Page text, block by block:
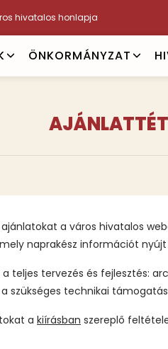
hivatalos honlapja
ÖNKORMÁNYZAT
ajánlatokat a város hivatalos
naprakész információt nyújt
teljes tervezés és fejlesztés:
szükséges technikai
a kiírásban szereplő